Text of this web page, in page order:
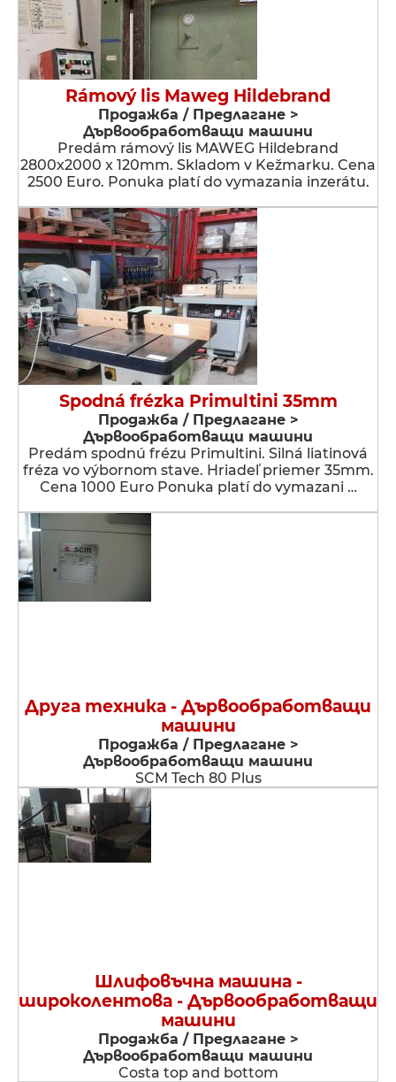
Rámový lis Maweg Hildebrand
Продажба / Предлагане >
Дървообработващи машини
Predám rámový lis MAWEG Hildebrand
2800x2000 x 120mm. Skladom v Kežmarku. Cena
2500 Euro. Ponuka platí do vymazania inzerátu.
Spodná frézka Primultini 35mm
Продажба / Предлагане >
Дървообработващи машини
Predám spodnú frézu Primultini. Silná liatinová
fréza vo výbornom stave. Hriadeľ priemer 35mm.
Cena 1000 Euro Ponuka platí do vymazani …
Друга техника - Дървообработващи
машини
Продажба / Предлагане >
Дървообработващи машини
SCM Tech 80 Plus
Шлифовъчна машина -
широколентова - Дървообработващи
машини
Продажба / Предлагане >
Дървообработващи машини
Costa top and bottom